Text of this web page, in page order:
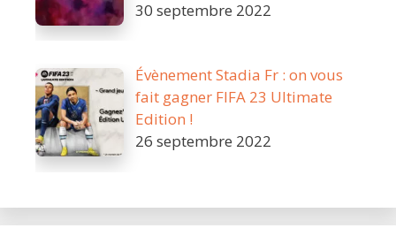
30 septembre 2022
Évènement Stadia Fr : on vous
fait gagner FIFA 23 Ultimate
Edition !
26 septembre 2022